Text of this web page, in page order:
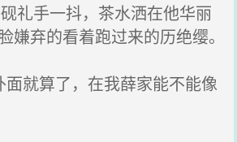
礼手一抖，茶水洒在他华丽
嫌弃的看着跑过来的历绝缨。
就算了，在我薛家能不能像